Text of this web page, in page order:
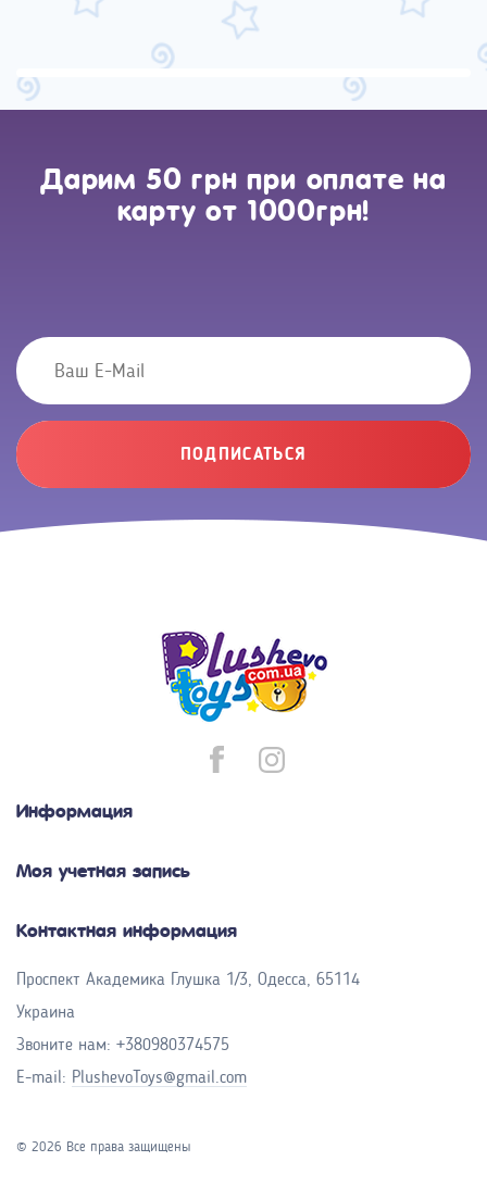
Дарим 50 грн при оплате на
карту от 1000грн!
ПОДПИСАТЬСЯ
Информация
Моя учетная запись
Контактная информация
Проспект Академика Глушка 1/3, Одесса, 65114
Украина
Звоните нам: +380980374575
E-mail: PlushevoToys@gmail.com
© 2026 Все права защищены